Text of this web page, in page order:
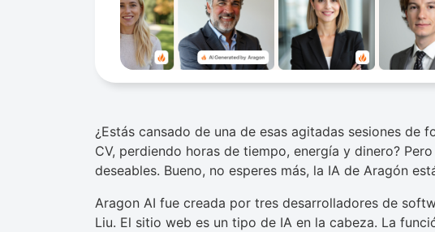
¿Estás cansado de una de esas agitadas sesiones
CV, perdiendo horas de tiempo, energía y dinero?
deseables. Bueno, no esperes más, la IA de Aragón
Aragon AI fue creada por tres desarrolladores de
Liu. El sitio web es un tipo de IA en la cabeza. La